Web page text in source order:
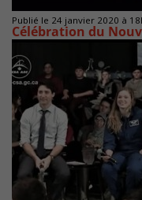
Publié le 24 janvier 2020 à
Célébration du